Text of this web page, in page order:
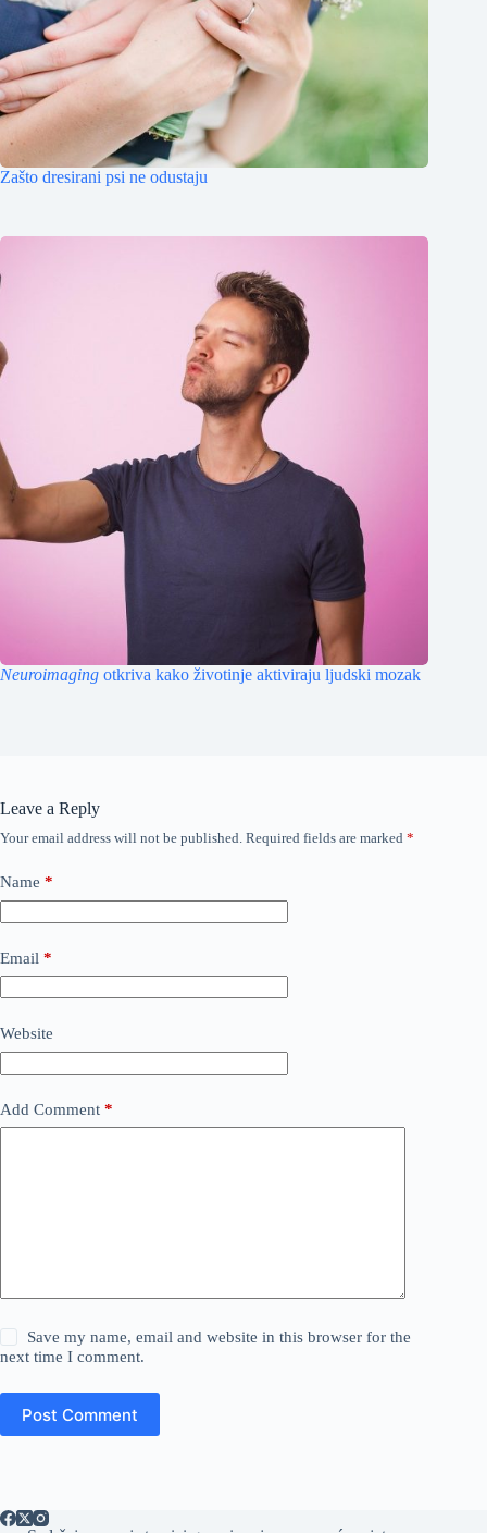
Zašto dresirani psi ne odustaju
Neuroimaging otkriva kako životinje aktiviraju ljudski mozak
Leave a Reply
Your email address will not be published. Required fields are marked *
Name *
Email *
Website
Add Comment *
Save my name, email and website in this browser for the
next time I comment.
Post Comment